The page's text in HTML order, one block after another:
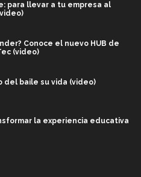
para llevar a tu empresa al
Conoce el nuevo HUB de
(video)
del baile su vida (video)
la experiencia educativa